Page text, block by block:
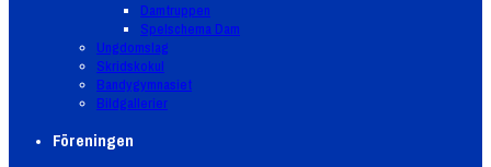
Damtruppen
Spelschema Dam
Ungdomslag
Skridskokul
Bandygymnasiet
Bildgallerier
Föreningen